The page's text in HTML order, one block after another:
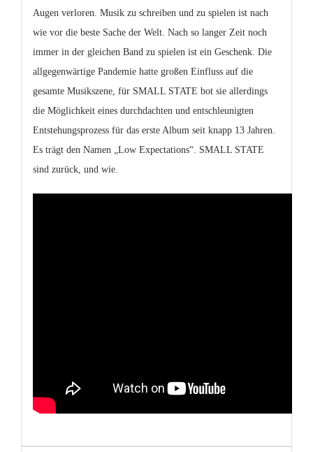
Augen verloren. Musik zu schreiben und zu spielen ist nach
wie vor die beste Sache der Welt. Nach so langer Zeit noch
immer in der gleichen Band zu spielen ist ein Geschenk. Die
allgegenwärtige Pandemie hatte großen Einfluss auf die
gesamte Musikszene, für SMALL STATE bot sie allerdings
die Möglichkeit eines durchdachten und entschleunigten
Entstehungsprozess für das erste Album seit knapp 13 Jahren.
Es trägt den Namen „Low Expectations“. SMALL STATE
sind zurück, und wie.